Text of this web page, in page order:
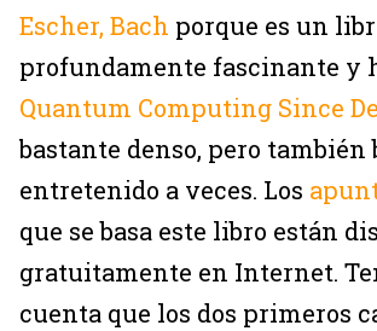
Escher, Bach porque es un
profundamente fascinante y
Quantum Computing Since
bastante denso, pero también
entretenido a veces. Los
que se basa este libro están
gratuitamente en Internet.
cuenta que los dos primeros